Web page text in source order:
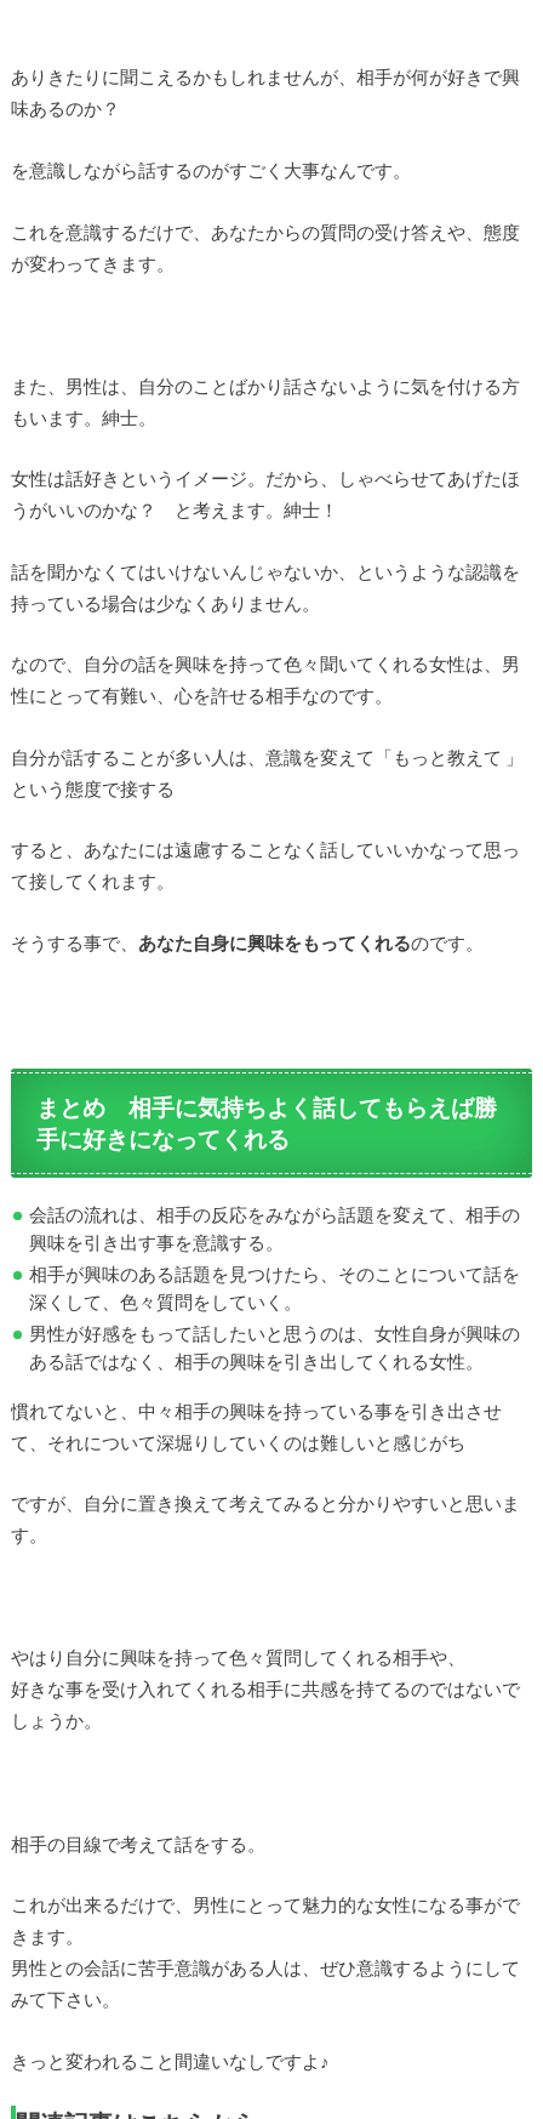
ありきたりに聞こえるかもしれませんが、相手が何が好きで興
味あるのか？
を意識しながら話するのがすごく大事なんです。
これを意識するだけで、あなたからの質問の受け答えや、態度
が変わってきます。
また、男性は、自分のことばかり話さないように気を付ける方
もいます。紳士。
女性は話好きというイメージ。だから、しゃべらせてあげたほ
うがいいのかな？ と考えます。紳士！
話を聞かなくてはいけないんじゃないか、というような認識を
持っている場合は少なくありません。
なので、自分の話を興味を持って色々聞いてくれる女性は、男
性にとって有難い、心を許せる相手なのです。
自分が話することが多い人は、意識を変えて「もっと教えて 」
という態度で接する
すると、あなたには遠慮することなく話していいかなって思っ
て接してくれます。
そうする事で、 あなた自身に興味をもってくれるのです。
まとめ 相手に気持ちよく話してもらえば勝
手に好きになってくれる
会話の流れは、相手の反応をみながら話題を変えて、相手の
興味を引き出す事を意識する。
相手が興味のある話題を見つけたら、そのことについて話を
深くして、色々質問をしていく。
男性が好感をもって話したいと思うのは、女性自身が興味の
ある話ではなく、相手の興味を引き出してくれる女性。
慣れてないと、中々相手の興味を持っている事を引き出させ
て、それについて深堀りしていくのは難しいと感じがち
ですが、自分に置き換えて考えてみると分かりやすいと思いま
す。
やはり自分に興味を持って色々質問してくれる相手や、
好きな事を受け入れてくれる相手に共感を持てるのではないで
しょうか。
相手の目線で考えて話をする。
これが出来るだけで、男性にとって魅力的な女性になる事がで
きます。
男性との会話に苦手意識がある人は、ぜひ意識するようにして
みて下さい。
きっと変われること間違いなしですよ♪